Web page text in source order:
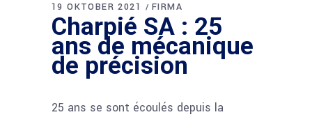
19 OKTOBER 2021 FIRMA
Charpié SA : 25
ans de mécanique
de précision
25 ans se sont écoulés depuis la